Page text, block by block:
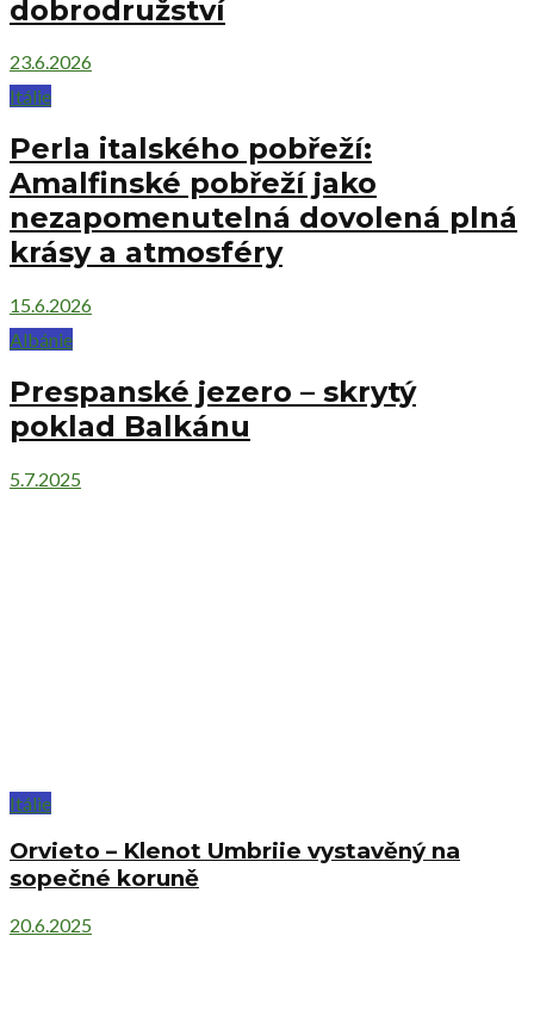
dobrodružství
23.6.2026
Itálie
Perla italského pobřeží:
Amalfinské pobřeží jako
nezapomenutelná dovolená plná
krásy a atmosféry
15.6.2026
Albánie
Prespanské jezero – skrytý
poklad Balkánu
5.7.2025
Itálie
Orvieto – Klenot Umbriie vystavěný na
sopečné koruně
20.6.2025